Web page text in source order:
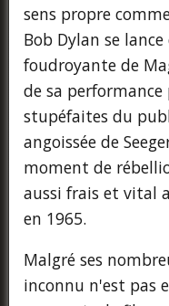
sens propre
Bob Dylan se
foudroyante de
de sa
stupéfaites du
angoissée de
moment de
aussi frais et vital
en 1965.
Malgré ses
inconnu n'est pas